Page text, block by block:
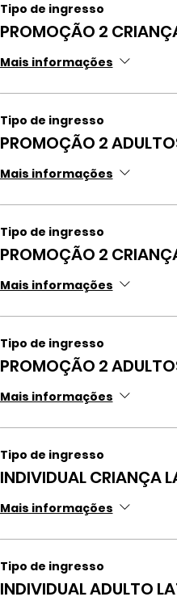
Tipo de ingresso
PROMOÇÃO 2
Mais informações
Tipo de ingresso
PROMOÇÃO 2
Mais informações
Tipo de ingresso
PROMOÇÃO 2
Mais informações
Tipo de ingresso
PROMOÇÃO 2
Mais informações
Tipo de ingresso
INDIVIDUAL CRIANÇA
Mais informações
Tipo de ingresso
INDIVIDUAL ADULTO